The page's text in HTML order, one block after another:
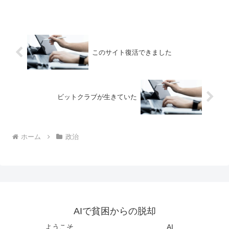
このサイト復活できました
ビットクラブが生きていた
ホーム 政治
AIで貧困からの脱却
ようこそ AI